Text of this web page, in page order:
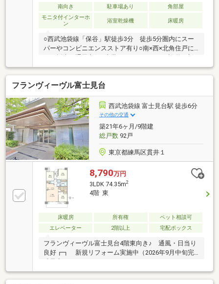
南向き 駐車場あり
角部屋
モニタ付インターホ
ン
浴室乾燥機 床暖房
○西武池袋線「保谷」駅徒歩3分 徒歩5分圏内にスー
パーやコンビニエンスストア有り○南×西×北角住戸に
納戸やウォークインクローゼットなど豊富な収納スペ
ース付き○ペット2匹飼育可（細則有り）○楽器演奏相
談可（要申請）■□ネットで完結！簡単見学予約□■ご都
合に合わせて現地ご見学いただけます。お気軽にお問
い合わせください！
フランヴィーヴル富士見台
西武池袋線 富士見台駅 徒歩6分
その他の交通
築21年6ヶ月/9階建
総戸数92戸
東京都練馬区貫井１
8,790万円
3LDK 74.35m2
4階 東
床暖房 所有権
ペット相談可
エレベーター
2階以上 宅配ボックス
フランヴィーヴル富士見台4階東向き♪ 通風・日当り
良好┏┓ 新規リフォーム実施中（2026年9月中旬完
┗□━━━━━━━━━━━━━━━━━━━━━━━━◇
キッチン（タカラスタンダード製）新規交換◇トイレ